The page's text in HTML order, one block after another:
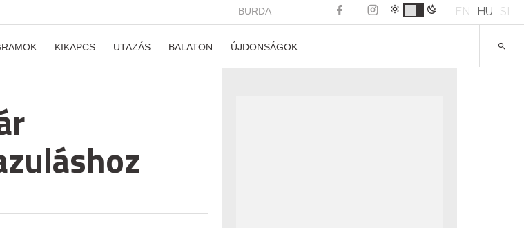
BURDA EN HU SL
KIKAPCS UTAZÁS BALATON ÚJDONSÁGOK